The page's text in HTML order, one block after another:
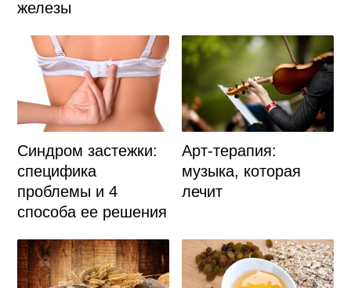
железы
Синдром застежки:
специфика
проблемы и 4
способа ее решения
Арт-терапия:
музыка, которая
лечит